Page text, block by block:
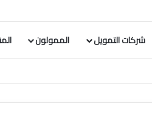
شركات التمويل الممولون
مالية مرنة تلبي احتياجاتك بأسلوب عصري